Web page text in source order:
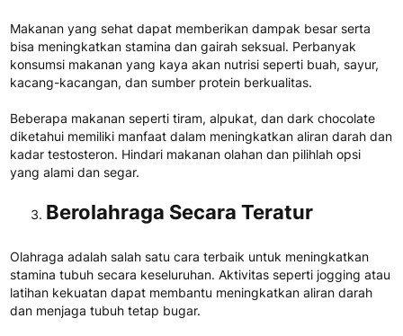
Makanan yang sehat dapat memberikan dampak besar serta
bisa meningkatkan stamina dan gairah seksual. Perbanyak
konsumsi makanan yang kaya akan nutrisi seperti buah, sayur,
kacang-kacangan, dan sumber protein berkualitas.
Beberapa makanan seperti tiram, alpukat, dan dark chocolate
diketahui memiliki manfaat dalam meningkatkan aliran darah dan
kadar testosteron. Hindari makanan olahan dan pilihlah opsi
yang alami dan segar.
Berolahraga Secara Teratur
Olahraga adalah salah satu cara terbaik untuk meningkatkan
stamina tubuh secara keseluruhan. Aktivitas seperti jogging atau
latihan kekuatan dapat membantu meningkatkan aliran darah
dan menjaga tubuh tetap bugar.